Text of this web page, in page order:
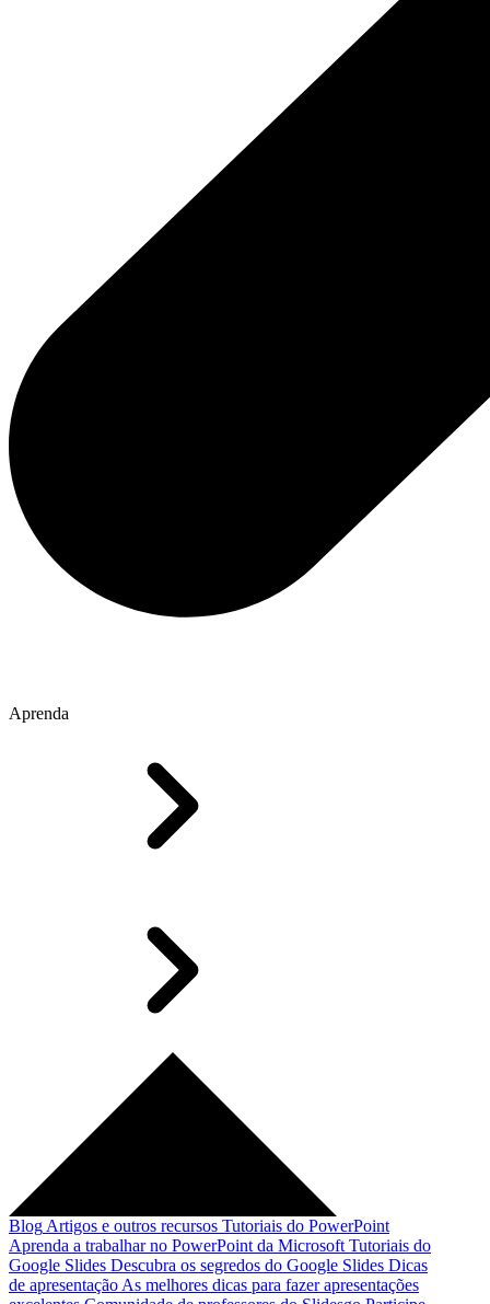
Aprenda
Blog Artigos e outros recursos Tutoriais do PowerPoint
Aprenda a trabalhar no PowerPoint da Microsoft Tutoriais do
Google Slides Descubra os segredos do Google Slides Dicas
de apresentação As melhores dicas para fazer apresentações